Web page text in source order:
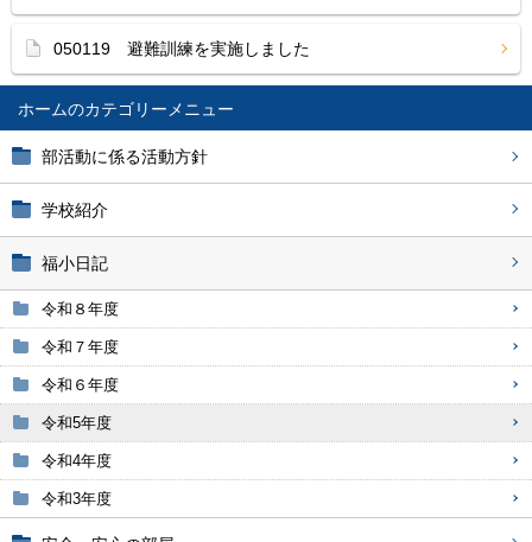
ホーム
部活動に係る活動方針
学校紹介
福小日記
令和８年度
令和７年度
令和６年度
令和5年度
令和4年度
令和3年度
050119 避難訓練を実施しました